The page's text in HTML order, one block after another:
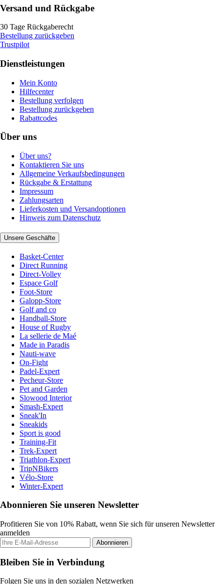
Versand und Rückgabe
30 Tage Rückgaberecht
Bestellung zurückgeben
Trustpilot
Dienstleistungen
Mein Konto
Hilfecenter
Bestellung verfolgen
Bestellung zurückgeben
Rabattcodes
Über uns
Über uns?
Kontaktieren Sie uns
Allgemeine Verkaufsbedingungen
Rückgabe & Erstattung
Impressum
Zahlungsarten
Lieferkosten und Versandoptionen
Hinweis zum Datenschutz
Unsere Geschäfte
Basket-Center
Direct Running
Direct-Volley
Espace Golf
Foot-Store
Galopp-Store
Golf and co
Handball-Store
House of Rugby
La sellerie de Maé
Made in Paradis
Nauti-wave
On-Fight
Padel-Expert
Pecheur-Store
Pet and Garden
Slowood Interior
Smash-Expert
Sneak'In
Sneakids
Sport is good
Training-Fit
Trek-Expert
Triathlon-Expert
TripNBikers
Vélo-Store
Winter-Expert
Abonnieren Sie unseren Newsletter
Profitieren Sie von 10% Rabatt, wenn Sie sich für unseren Newsletter
anmelden
Abonnieren
Bleiben Sie in Verbindung
Folgen Sie uns in den sozialen Netzwerken